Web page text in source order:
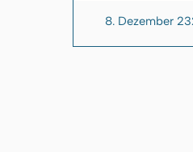
8. Dezember